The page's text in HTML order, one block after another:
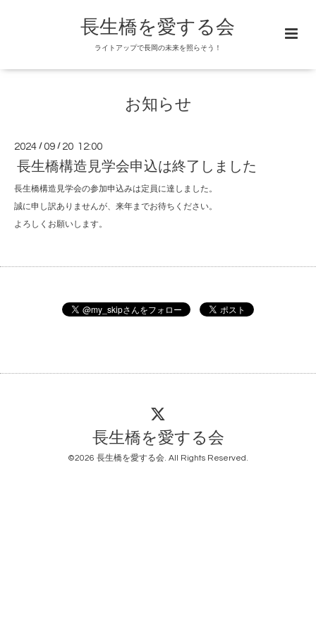
長生橋を愛する会
ライトアップで長岡の未来を照らそう！
お知らせ
2024 /09 / 20 12:00
長生橋構造見学会申込は終了しました
長生橋構造見学会の参加申込みは定員に達しました。
誠に申し訳ありませんが、来年までお待ちください。
よろしくお願いします。
長生橋を愛する会
©2026 長生橋を愛する会. All Rights Reserved.